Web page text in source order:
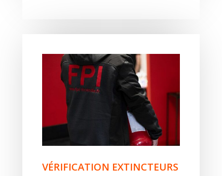
VÉRIFICATION EXTINCTEURS